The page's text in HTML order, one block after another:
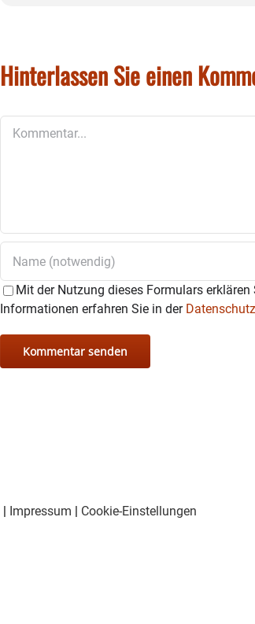
Hinterlassen Sie einen
Mit der Nutzung dieses Formulars
Informationen erfahren Sie in der
| Impressum | Cookie-Einstellungen